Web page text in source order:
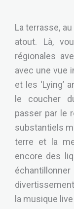
La terrasse,
atout. Là,
régionales
avec une vue
et les ‘Lying’
le coucher
passer par le
substantiels
terre et la
encore des
la musique